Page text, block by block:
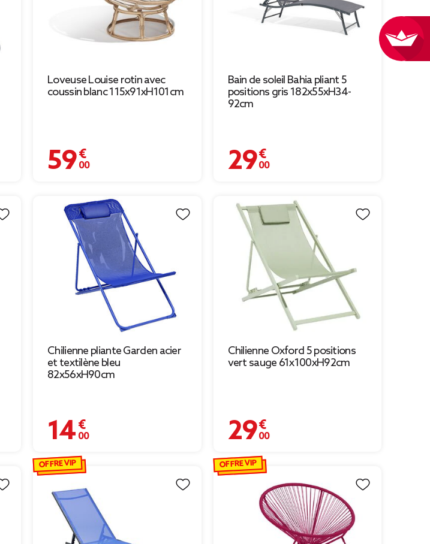
Loveuse Louise rotin avec
coussin blanc 115x91xH101cm
59,00 €
Bain de soleil Bahia pliant 5
positions gris 182x55xH34-
92cm
29,00 €
Chilienne pliante Garden acier
et textilène bleu
82x56xH90cm
14,00 €
Chilienne Oxford 5 positions
vert sauge 61x100xH92cm
29,00 €
OFFRE VIP OFFRE VIP